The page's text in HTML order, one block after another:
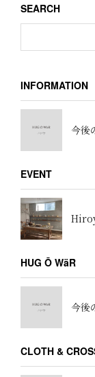
ン
SEARCH
INFORMATION
今後
EVENT
HUG Ō WäR
今後
CLOTH &